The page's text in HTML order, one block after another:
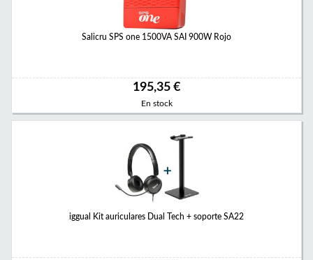
Salicru SPS one 1500VA SAI 900W Rojo
195,35 €
En stock
iggual Kit auriculares Dual Tech + soporte SA22